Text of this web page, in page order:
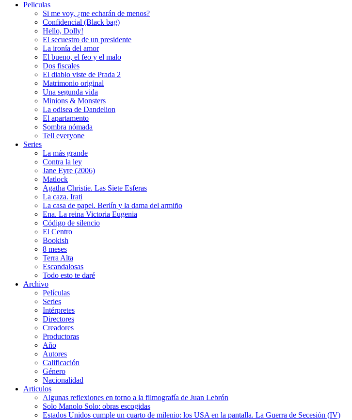
Peliculas
Si me voy, ¿me echarán de menos?
Confidencial (Black bag)
Hello, Dolly!
El secuestro de un presidente
La ironía del amor
El bueno, el feo y el malo
Dos fiscales
El diablo viste de Prada 2
Matrimonio original
Una segunda vida
Minions & Monsters
La odisea de Dandelion
El apartamento
Sombra nómada
Tell everyone
Series
La más grande
Contra la ley
Jane Eyre (2006)
Matlock
Agatha Christie. Las Siete Esferas
La caza. Irati
La casa de papel. Berlín y la dama del armiño
Ena. La reina Victoria Eugenia
Código de silencio
El Centro
Bookish
8 meses
Terra Alta
Escandalosas
Todo esto te daré
Archivo
Películas
Series
Intérpretes
Directores
Creadores
Productoras
Año
Autores
Calificación
Género
Nacionalidad
Articulos
Algunas reflexiones en torno a la filmografía de Juan Lebrón
Solo Manolo Solo: obras escogidas
Estados Unidos cumple un cuarto de milenio: los USA en la pantalla. La Guerra de Secesión (IV)